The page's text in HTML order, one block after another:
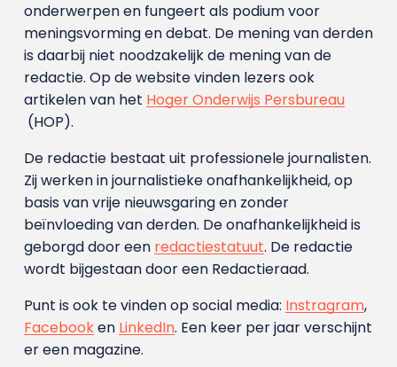
onderwerpen en fungeert als podium voor
meningsvorming en debat. De mening van derden
is daarbij niet noodzakelijk de mening van de
redactie. Op de website vinden lezers ook
artikelen van het Hoger Onderwijs Persbureau
(HOP).
De redactie bestaat uit professionele journalisten.
Zij werken in journalistieke onafhankelijkheid, op
basis van vrije nieuwsgaring en zonder
beïnvloeding van derden. De onafhankelijkheid is
geborgd door een redactiestatuut. De redactie
wordt bijgestaan door een Redactieraad.
Punt is ook te vinden op social media: Instragram,
Facebooken LinkedIn. Een keer per jaar verschijnt
er een magazine.